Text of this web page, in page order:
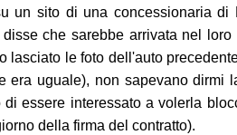
un sito di una concessionaria
che sarebbe arrivata nel
le foto dell'auto
uguale), non sapevano
essere interessato a volerla
della firma del contratto).